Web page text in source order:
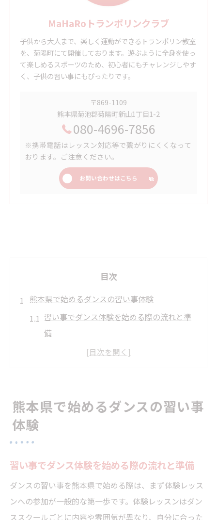
MaHaRoトランポリンクラブ
子供から大人まで、楽しく運動ができるトランポリン教室
を、菊陽町にて開催しております。遊ぶように全身を使っ
て楽しめるスポーツのため、初心者にもチャレンジしやす
く、子供の習い事にもぴったりです。
〒869-1109
熊本県菊池郡菊陽町新山1丁目1-2
080-4696-7856
※携帯電話はレッスン対応等で繋がりにくくなって
おります。ご注意ください。
お問い合わせはこちら
目次
熊本県で始めるダンスの習い事体験
習い事でダンス体験を始める際の流れと準
備
熊本県で人気のダンス習い事教室を探すコ
ト
初心者が安心して始められる習い事の特徴
習い事でダンスに初挑戦する人へのサポー
ト内容
熊本県で始めるダンスの習い事
体験
習い事でダンス体験を始める際の流れと準備
ダンスの習い事を熊本県で始める際は、まず体験レッス
ンへの参加が一般的な第一歩です。体験レッスンはダン
ススクールごとに内容や雰囲気が異なり、自分に合った